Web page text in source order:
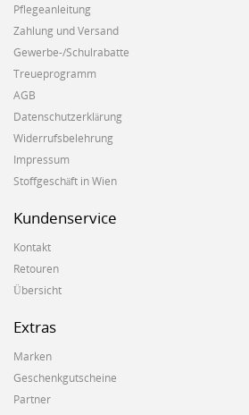
Pflegeanleitung
Zahlung und Versand
Gewerbe-/Schulrabatte
Treueprogramm
AGB
Datenschutzerklärung
Widerrufsbelehrung
Impressum
Stoffgeschäft in Wien
Kundenservice
Kontakt
Retouren
Übersicht
Extras
Marken
Geschenkgutscheine
Partner